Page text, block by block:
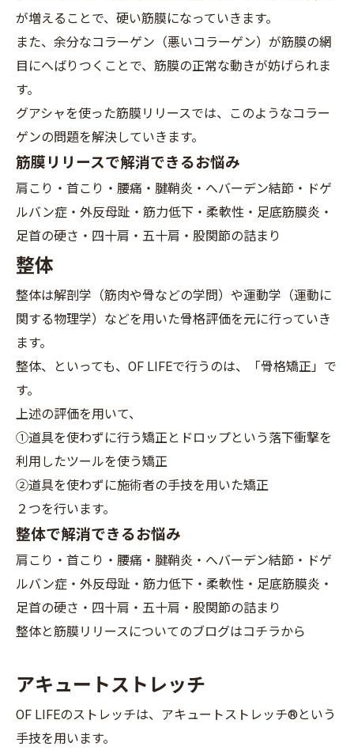
が増えることで、硬い筋膜になっていきます。
また、余分なコラーゲン（悪いコラーゲン）が筋膜の網
目にへばりつくことで、筋膜の正常な動きが妨げられま
す。
グアシャを使った筋膜リリースでは、このようなコラー
ゲンの問題を解決していきます。
筋膜リリースで解消できるお悩み
肩こり・首こり・腰痛・腱鞘炎・へバーデン結節・ドゲ
ルバン症・外反母趾・筋力低下・柔軟性・足底筋膜炎・
足首の硬さ・四十肩・五十肩・股関節の詰まり
整体
整体は解剖学（筋肉や骨などの学問）や運動学（運動に
関する物理学）などを用いた骨格評価を元に行っていき
ます。
整体、といっても、OF LIFEで行うのは、「骨格矯正」で
す。
上述の評価を用いて、
①道具を使わずに行う矯正とドロップという落下衝撃を
利用したツールを使う矯正
②道具を使わずに施術者の手技を用いた矯正
２つを行います。
整体で解消できるお悩み
肩こり・首こり・腰痛・腱鞘炎・へバーデン結節・ドゲ
ルバン症・外反母趾・筋力低下・柔軟性・足底筋膜炎・
足首の硬さ・四十肩・五十肩・股関節の詰まり
整体と筋膜リリースについてのブログはコチラから
アキュートストレッチ
OF LIFEのストレッチは、アキュートストレッチ®という
手技を用います。